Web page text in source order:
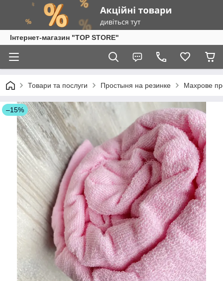
Інтернет-магазин "TOP STORE"
Товари та послуги Простыня на резинке Махрове
–15%